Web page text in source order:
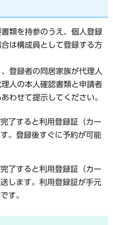
類を持参のうえ、個人登録
は構成員として登録する方
登録者の同居家族が代理人
人の本人確認書類と申請者
わせて提示してください。
了すると利用登録証（カー
。登録後すぐに予約が可能
了すると利用登録証（カー
します。利用登録証が手元
す。